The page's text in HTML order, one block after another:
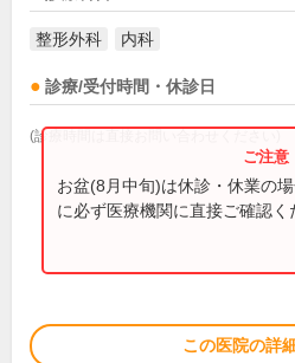
整形外科 内科
診療/受付時間・休診日
(診療時間は直接お問い合わせください)
お盆(8月中旬)は休診・休業の
に必ず医療機関に直接ご確認く
この医院の詳